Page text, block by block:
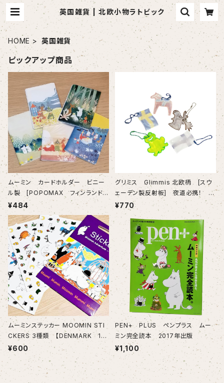
英国雑貨 | 北欧小物ラトビック
HOME 英国雑貨
ピックアップ商品
ムーミン カードホルダー ビニー
ル製 [POPOMAX フィンランド
製品finland] 色も柄も可愛いホル
ダー
¥484
グリミス Glimmis 北欧柄 [スウ
ェーデン製反射板] 夜道必携！ ５
種類です
¥770
ムーミンステッカー MOOMIN STI
CKERS 3種類 【DENMARK 15
0pcs 180pcs】
¥600
PEN+ PLUS ペンプラス ムー
ミン完全読本 2017年出版
¥1,100